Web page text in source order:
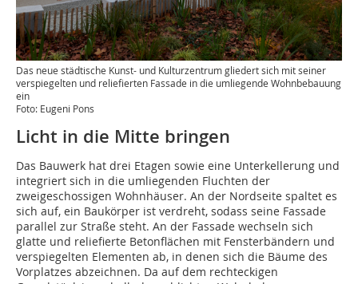
Das neue städtische Kunst- und Kulturzentrum gliedert sich mit seiner
verspiegelten und reliefierten Fassade in die umliegende Wohnbebauung
ein
Foto: Eugeni Pons
Licht in die Mitte bringen
Das Bauwerk hat drei Etagen sowie eine Unterkellerung und
integriert sich in die umliegenden Fluchten der
zweigeschossigen Wohnhäuser. An der Nordseite spaltet es
sich auf, ein Baukörper ist verdreht, sodass seine Fassade
parallel zur Straße steht. An der Fassade wechseln sich
glatte und reliefierte Betonflächen mit Fensterbändern und
verspiegelten Elementen ab, in denen sich die Bäume des
Vorplatzes abzeichnen. Da auf dem rechteckigen